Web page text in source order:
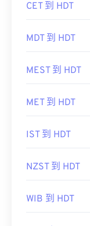
CET 到 HDT
MDT 到 HDT
MEST 到 HDT
MET 到 HDT
IST 到 HDT
NZST 到 HDT
WIB 到 HDT